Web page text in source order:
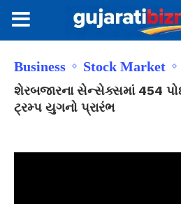
Business Stock Market
શેરબજારના સેન્સેક્સમાં 454
ટ્રમ્પ યુગનો પ્રારંભ